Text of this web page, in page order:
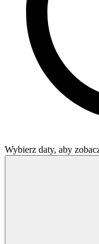
Wybierz daty, aby